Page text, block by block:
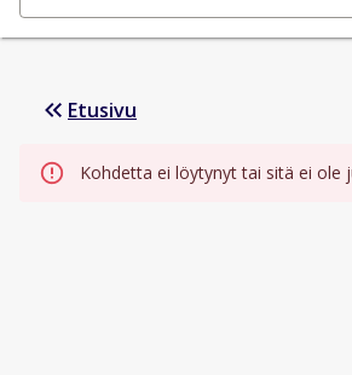
Etusivu
Kohdetta ei löytynyt tai sitä ei ole